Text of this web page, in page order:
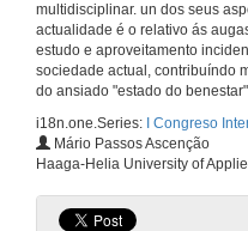
multidisciplinar. un dos seus
actualidade é o relativo ás
estudo e aproveitamento
sociedade actual, contribuíndo
do ansiado "estado do
i18n.one.Series:
I Congreso
Mário Passos Ascenção
Haaga-Helia University of
23
23